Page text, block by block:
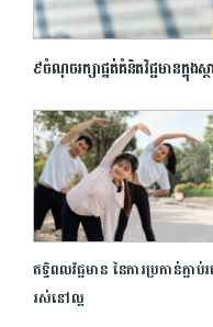
៩ចំណុចរក្សាផ្នត់គំនិតវិជ្ជមានក្នុង
ឥទ្ធិពលវិជ្ជមាន នៃការប្រកាន់ភ្ជា
រស់នៅល្អ